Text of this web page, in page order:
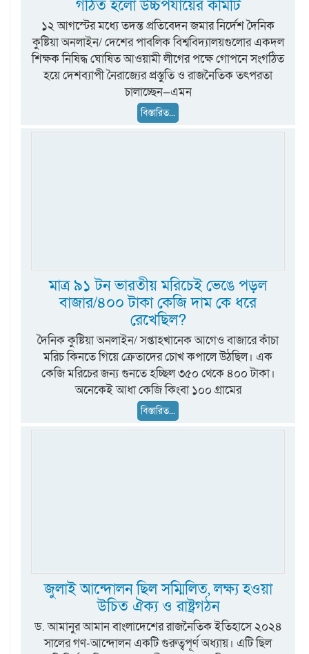
গঠিত হলো উচ্চপর্যায়ের কমিটি
১২ আগস্টের মধ্যে তদন্ত প্রতিবেদন জমার নির্দেশ দৈনিক
কুষ্টিয়া অনলাইন/ দেশের পাবলিক বিশ্ববিদ্যালয়গুলোর একদল
শিক্ষক নিষিদ্ধ ঘোষিত আওয়ামী লীগের পক্ষে গোপনে সংগঠিত
হয়ে দেশব্যাপী নৈরাজ্যের প্রস্তুতি ও রাজনৈতিক তৎপরতা
চালাচ্ছেন—এমন
বিস্তারিত...
মাত্র ৯১ টন ভারতীয় মরিচেই ভেঙে পড়ল
বাজার/৪০০ টাকা কেজি দাম কে ধরে
রেখেছিল?
দৈনিক কুষ্টিয়া অনলাইন/ সপ্তাহখানেক আগেও বাজারে কাঁচা
মরিচ কিনতে গিয়ে ক্রেতাদের চোখ কপালে উঠছিল। এক
কেজি মরিচের জন্য গুনতে হচ্ছিল ৩৫০ থেকে ৪০০ টাকা।
অনেকেই আধা কেজি কিংবা ১০০ গ্রামের
বিস্তারিত...
জুলাই আন্দোলন ছিল সম্মিলিত, লক্ষ্য হওয়া
উচিত ঐক্য ও রাষ্ট্রগঠন
ড. আমানুর আমান বাংলাদেশের রাজনৈতিক ইতিহাসে ২০২৪
সালের গণ-আন্দোলন একটি গুরুত্বপূর্ণ অধ্যায়। এটি ছিল